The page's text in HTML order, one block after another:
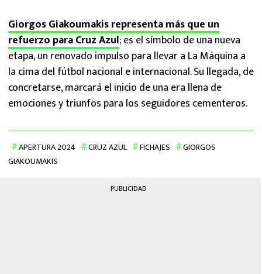
Giorgos Giakoumakis representa más que un
refuerzo para Cruz Azul; es el símbolo de una nueva
etapa, un renovado impulso para llevar a La Máquina a
la cima del fútbol nacional e internacional. Su llegada, de
concretarse, marcará el inicio de una era llena de
emociones y triunfos para los seguidores cementeros.
APERTURA 2024 CRUZ AZUL FICHAJES
GIORGOS
GIAKOUMAKIS
PUBLICIDAD